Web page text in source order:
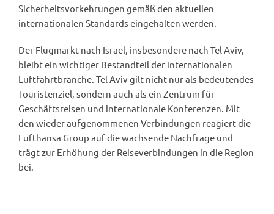
Sicherheitsvorkehrungen gemäß den aktuellen
internationalen Standards eingehalten werden.
Der Flugmarkt nach Israel, insbesondere nach Tel Aviv,
bleibt ein wichtiger Bestandteil der internationalen
Luftfahrtbranche. Tel Aviv gilt nicht nur als bedeutendes
Touristenziel, sondern auch als ein Zentrum für
Geschäftsreisen und internationale Konferenzen. Mit
den wieder aufgenommenen Verbindungen reagiert die
Lufthansa Group auf die wachsende Nachfrage und
trägt zur Erhöhung der Reiseverbindungen in die Region
bei.